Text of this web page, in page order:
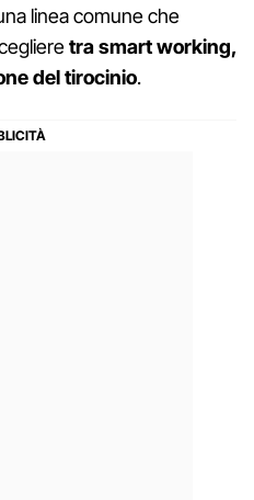
linea comune che
tra smart working,
del tirocinio.